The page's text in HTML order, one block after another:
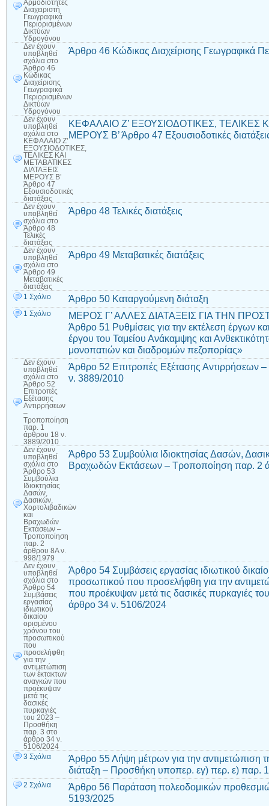
Αρμοδιότητες
Διαχειριστή
Γεωγραφικά
Περιορισμένων
Δικτύων
Υδρογόνου
Δεν έχουν
υποβληθεί
σχόλια στο
Άρθρο 46
Κώδικας
Διαχείρισης
Γεωγραφικά
Περιορισμένων
Δικτύων
Υδρογόνου
Άρθρο 46 Κώδικας Διαχείρισης Γεωγραφικά
Δεν έχουν
υποβληθεί
σχόλια στο
ΚΕΦΑΛΑΙΟ Ζ’
ΕΞΟΥΣΙΟΔΟΤΙΚΕΣ,
ΤΕΛΙΚΕΣ ΚΑΙ
ΜΕΤΑΒΑΤΙΚΕΣ
ΔΙΑΤΑΞΕΙΣ
ΜΕΡΟΥΣ Β’
Άρθρο 47
Εξουσιοδοτικές
διατάξεις
ΚΕΦΑΛΑΙΟ Ζ’ ΕΞΟΥΣΙΟΔΟΤΙΚΕΣ, ΤΕΛΙΚΕΣ
ΜΕΡΟΥΣ Β’ Άρθρο 47 Εξουσιοδοτικές
Δεν έχουν
υποβληθεί
σχόλια στο
Άρθρο 48
Τελικές
διατάξεις
Άρθρο 48 Τελικές διατάξεις
Δεν έχουν
υποβληθεί
σχόλια στο
Άρθρο 49
Μεταβατικές
διατάξεις
Άρθρο 49 Μεταβατικές διατάξεις
1 Σχόλιο Άρθρο 50 Καταργούμενη διάταξη
1 Σχόλιο
ΜΕΡΟΣ Γ’ ΑΛΛΕΣ ΔΙΑΤΑΞΕΙΣ ΓΙΑ ΤΗΝ
Άρθρο 51 Ρυθμίσεις για την εκτέλεση έργων
έργου του Ταμείου Ανάκαμψης και
μονοπατιών και διαδρομών πεζοπορίας»
Δεν έχουν
υποβληθεί
σχόλια στο
Άρθρο 52
Επιτροπές
Εξέτασης
Αντιρρήσεων
–
Τροποποίηση
παρ. 1
άρθρου 18 ν.
3889/2010
Άρθρο 52 Επιτροπές Εξέτασης Αντιρρήσεων
ν. 3889/2010
Δεν έχουν
υποβληθεί
σχόλια στο
Άρθρο 53
Συμβούλια
Ιδιοκτησίας
Δασών,
Δασικών,
Χορτολιβαδικών
και
Βραχωδών
Εκτάσεων –
Τροποποίηση
παρ. 2
άρθρου 8Α ν.
998/1979
Άρθρο 53 Συμβούλια Ιδιοκτησίας Δασών,
Βραχωδών Εκτάσεων – Τροποποίηση παρ. 2
Δεν έχουν
υποβληθεί
σχόλια στο
Άρθρο 54
Συμβάσεις
εργασίας
ιδιωτικού
δικαίου
ορισμένου
χρόνου του
προσωπικού
που
προσελήφθη
για την
αντιμετώπιση
των έκτακτων
αναγκών που
προέκυψαν
μετά τις
δασικές
πυρκαγιές
του 2023 –
Προσθήκη
παρ. 3 στο
άρθρο 34 ν.
5106/2024
Άρθρο 54 Συμβάσεις εργασίας ιδιωτικού
προσωπικού που προσελήφθη για την
που προέκυψαν μετά τις δασικές πυρκαγιές
άρθρο 34 ν. 5106/2024
3 Σχόλια
Άρθρο 55 Λήψη μέτρων για την αντιμετώπιση
διάταξη – Προσθήκη υποπερ. εγ) περ. ε) παρ.
2 Σχόλια
Άρθρο 56 Παράταση πολεοδομικών
5193/2025